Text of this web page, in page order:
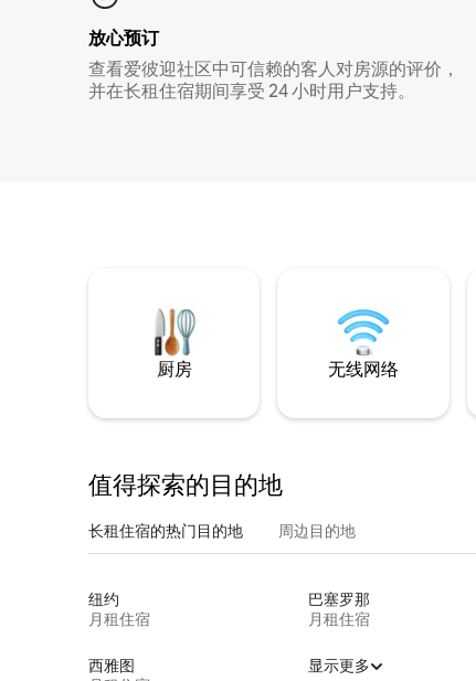
放心预订
查看爱彼迎社区中可信赖的客人对房源的评价，
并在长租住宿期间享受 24 小时用户支持。
厨房 无线网络
值得探索的目的地
长租住宿的热门目的地 周边目的地
纽约
月租住宿
巴塞罗那
月租住宿
西雅图
显示更多